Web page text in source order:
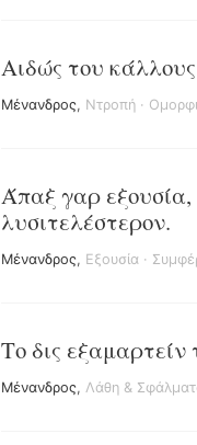
Αιδώς του
Μένανδρος, Ντροπή ·
Άπαξ γαρ εξουσία,
λυσιτελέστερον.
Μένανδρος, Εξουσία ·
Το δις
Μένανδρος, Λάθη &